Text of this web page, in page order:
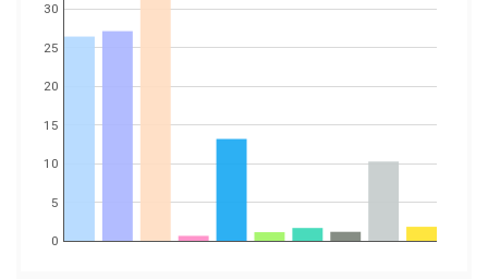
0
5
10
15
20
25
30